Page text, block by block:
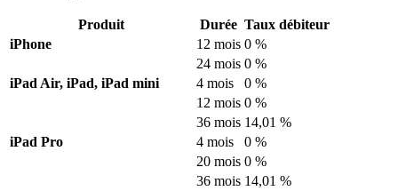
Produit Durée Taux débiteur
iPhone
12 mois 0 %
24 mois 0 %
iPad Air, iPad, iPad mini
4 mois
0 %
12 mois 0 %
36 mois 14,01 %
iPad Pro
4 mois
0 %
20 mois 0 %
36 mois 14,01 %